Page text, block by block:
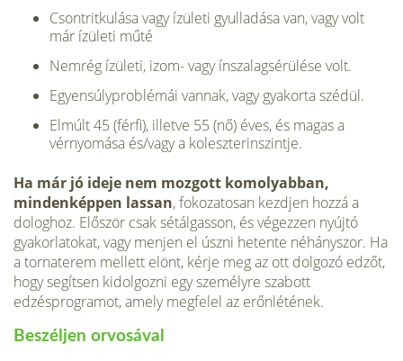
Csontritkulása vagy ízületi gyulladása van, vagy volt
már ízületi műté
Nemrég ízületi, izom- vagy ínszalagsérülése volt.
Egyensúlyproblémái vannak, vagy gyakorta szédül.
Elmúlt 45 (férfi), illetve 55 (nő) éves, és magas a
vérnyomása és/vagy a koleszterinszintje.
Ha már jó ideje nem mozgott komolyabban,
mindenképpen lassan, fokozatosan kezdjen hozzá a
dologhoz. Először csak sétálgasson, és végezzen nyújtó
gyakorlatokat, vagy menjen el úszni hetente néhányszor. Ha
a tornaterem mellett elönt, kérje meg az ott dolgozó edzőt,
hogy segítsen kidolgozni egy személyre szabott
edzésprogramot, amely megfelel az erőnlétének.
Beszéljen orvosával